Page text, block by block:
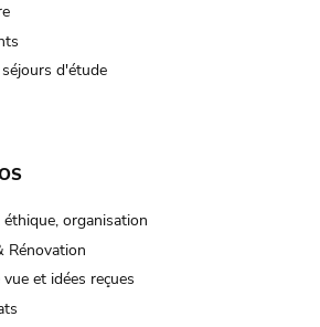
d'étude
organisation
Rénovation
et idées reçues